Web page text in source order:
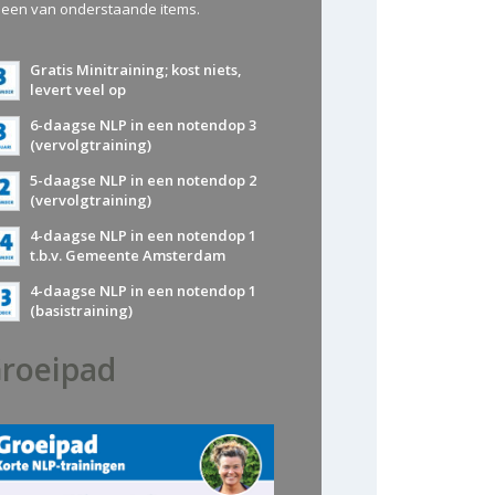
van onderstaande items.
Gratis Minitraining; kost niets,
levert veel op
6-daagse NLP in een notendop 3
(vervolgtraining)
5-daagse NLP in een notendop 2
(vervolgtraining)
4-daagse NLP in een notendop 1
t.b.v. Gemeente Amsterdam
4-daagse NLP in een notendop 1
(basistraining)